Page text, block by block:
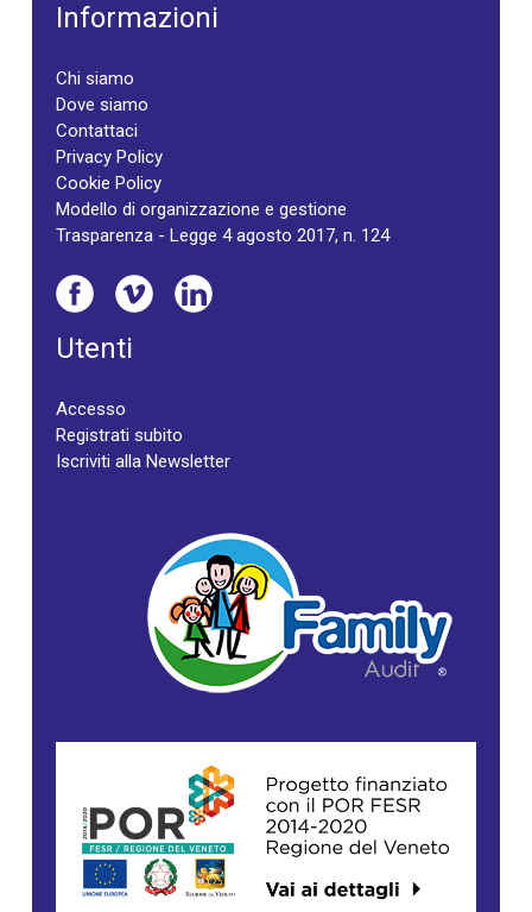
Informazioni
Chi siamo
Dove siamo
Contattaci
Privacy Policy
Cookie Policy
Modello di organizzazione e gestione
Trasparenza - Legge 4 agosto 2017, n. 124
Utenti
Accesso
Registrati subito
Iscriviti alla Newsletter